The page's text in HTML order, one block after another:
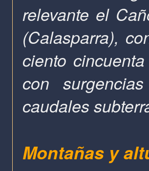
relevante el
(Calasparra),
ciento
con
caudales
Montañas y